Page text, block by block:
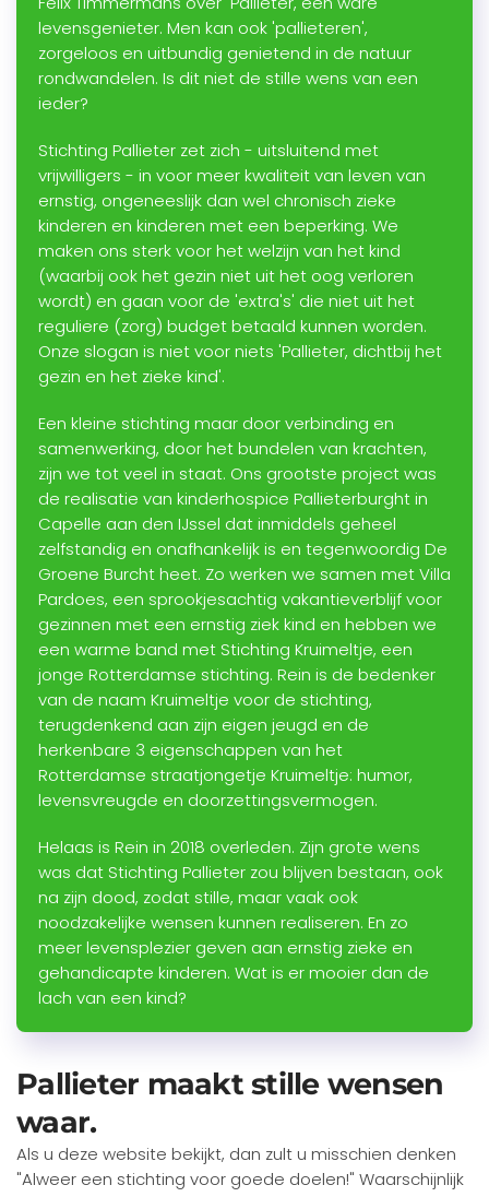
levensgenieter. Men kan ook 'pallieteren',
zorgeloos en uitbundig genietend in de natuur
rondwandelen. Is dit niet de stille wens van een
ieder?
Stichting Pallieter zet zich - uitsluitend met
vrijwilligers - in voor meer kwaliteit van leven van
ernstig, ongeneeslijk dan wel chronisch zieke
kinderen en kinderen met een beperking. We
maken ons sterk voor het welzijn van het kind
(waarbij ook het gezin niet uit het oog verloren
wordt) en gaan voor de 'extra's' die niet uit het
reguliere (zorg) budget betaald kunnen worden.
Onze slogan is niet voor niets 'Pallieter, dichtbij het
gezin en het zieke kind'.
Een kleine stichting maar door verbinding en
samenwerking, door het bundelen van krachten,
zijn we tot veel in staat. Ons grootste project was
de realisatie van kinderhospice Pallieterburght in
Capelle aan den IJssel dat inmiddels geheel
zelfstandig en onafhankelijk is en tegenwoordig De
Groene Burcht heet. Zo werken we samen met Villa
Pardoes, een sprookjesachtig vakantieverblijf voor
gezinnen met een ernstig ziek kind en hebben we
een warme band met Stichting Kruimeltje, een
jonge Rotterdamse stichting. Rein is de bedenker
van de naam Kruimeltje voor de stichting,
terugdenkend aan zijn eigen jeugd en de
herkenbare 3 eigenschappen van het
Rotterdamse straatjongetje Kruimeltje: humor,
levensvreugde en doorzettingsvermogen.
Helaas is Rein in 2018 overleden. Zijn grote wens
was dat Stichting Pallieter zou blijven bestaan, ook
na zijn dood, zodat stille, maar vaak ook
noodzakelijke wensen kunnen realiseren. En zo
meer levensplezier geven aan ernstig zieke en
gehandicapte kinderen. Wat is er mooier dan de
lach van een kind?
Pallieter maakt stille wensen
waar.
Als u deze website bekijkt, dan zult u misschien denken
"Alweer een stichting voor goede doelen!" Waarschijnlijk